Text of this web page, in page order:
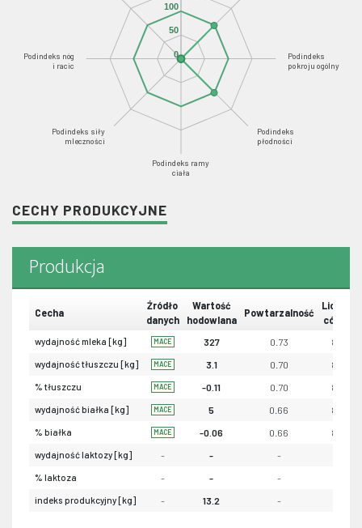
Podindeks
pokroju ogólny
Podindeks
płodności
Podindeks ramy
ciała
Podindeks siły
mleczności
Podindeks nóg
i racic
0
50
100
CECHY PRODUKCYJNE
Produkcja
Cecha
Źródło
danych
Wartość
hodowlana
Powtarzalność
Liczba
córek
wydajność mleka [kg] MACE 327 0.73 82
wydajność tłuszczu [kg] MACE 3.1 0.70 82
% tłuszczu MACE -0.11 0.70 82
wydajność białka [kg] MACE 5 0.66 82
% białka MACE -0.06 0.66 82
wydajność laktozy [kg] - - -
% laktoza - - -
indeks produkcyjny [kg] - 13.2 -